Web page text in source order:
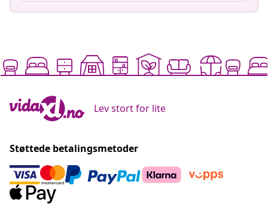
Lev stort for lite
Støttede betalingsmetoder